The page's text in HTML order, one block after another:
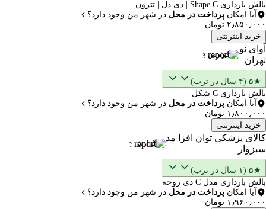
بالش بارداری Shape C | دی دل | تترون
آیا امکان پرداخت در محل در شهر من وجود دارد؟
۲٫۸۵۰٫۰۰۰ تومان
خرید اینترنتی
آوای نو
تهران
گزارش
★۵ (۴ سال در ترب)
بالش بارداری C شکل
آیا امکان پرداخت در محل در شهر من وجود دارد؟
۱٫۸۰۰٫۰۰۰ تومان
خرید اینترنتی
کالای پزشکی توان افزا مد
سبزوار
گزارش
★۵ (۱ سال در ترب)
بالش بارداری مدل C دی روحه
آیا امکان پرداخت در محل در شهر من وجود دارد؟
۱٫۹۶۰٫۰۰۰ تومان